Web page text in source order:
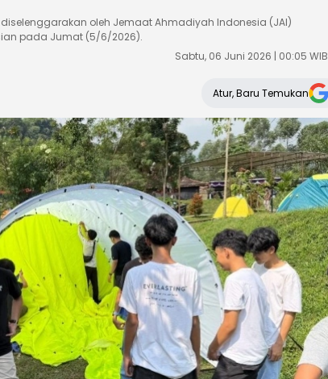
oleh Jemaat Ahmadiyah Indonesia (JAI)
pada Jumat (5/6/2026).
Sabtu, 06 Juni 2026 | 00:05 WIB
Atur, Baru Temukan